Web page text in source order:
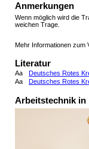
Anmerkungen
Wenn möglich wird die
weichen Trage.
Mehr Informationen zum
Literatur
Aa
Deutsches Rotes
Aa
Deutsches Rotes
Arbeitstechnik in